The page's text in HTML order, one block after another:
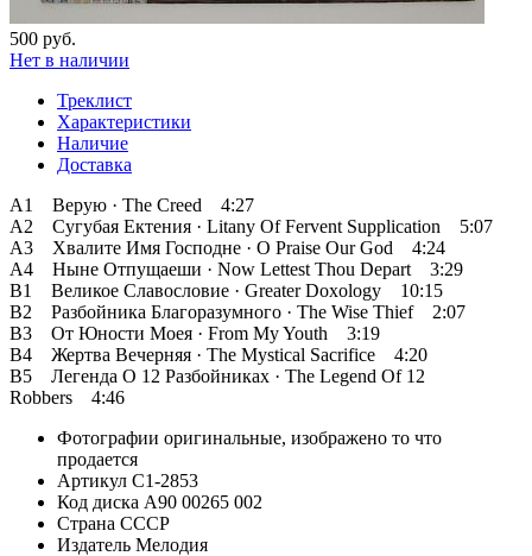
500 руб.
Нет в наличии
Треклист
Характеристики
Наличие
Доставка
A1 Верую · The Creed 4:27
A2 Сугубая Ектения · Litany Of Fervent Supplication 5:07
A3 Хвалите Имя Господне · O Praise Our God 4:24
A4 Ныне Отпущаеши · Now Lettest Thou Depart 3:29
B1 Великое Славословие · Greater Doxology 10:15
B2 Разбойника Благоразумного · The Wise Thief 2:07
B3 От Юности Моея · From My Youth 3:19
B4 Жертва Вечерняя · The Mystical Sacrifice 4:20
B5 Легенда О 12 Разбойниках · The Legend Of 12
Robbers 4:46
Фотографии оригинальные, изображено то что
продается
Артикул C1-2853
Код диска A90 00265 002
Страна СССР
Издатель Мелодия